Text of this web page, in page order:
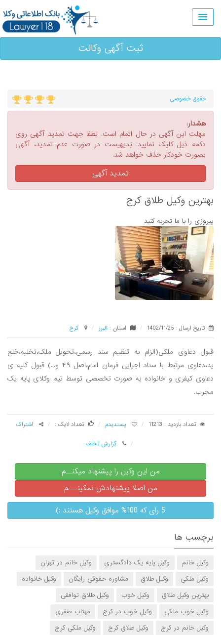
ثبت آگهی وکالت
حقوق خصوصی
هشدار:
مهلت این آگهی در حال اتمام است. لطفا جهت تمدید آگهی روی
دکمه ذیل کلیک نمایید. بدیهیست در صورت عدم تمدید، آگهی
بصورت خودکار حذف خواهد شد.
تمدید آگهی
بهترین وکیل طلاق کرج
پیروزی را با ما تجربه کنید
تاریخ ارسال : 1402/11/25 استان : البرز كرج
قبول دعاوی ملکی(الزام به تنظیم سند رسمی،تحویل ملک،تخلیه،خلع
ید،دعاوی مرتبط با ستاد اجرایی فرمان امام،اصل ۴۹ و...) قبول کلیه ی
دعاوی کیفری و خانواده به صورت تخصصی توسط تیم وکلای پایه یک
مجرب.
تعداد بازدید : 11213 پسندیدم تعداد لایک : اشتراک
گزارش تخلف
من این وکیل را پیشنهاد میکنــم
من اصلا پیشنهادش نمکینـــم
5 رای که 100% موافق وکیل هستند :)
برچسب ها
وکیل خانم وکیل پایه یک دادگستری
وکیل خانم در تهران
وکیل ملکی
وکیل طلاق مشاوره حقوقی رایگان
وکیل خانواده
بهترین وکیل طلاق
وکیل خوب
وکیل طلاق توافقی
وکیل خوب ملکی
وکیل خوب در کرج
مهتاب صفری
وکیل خانم در کرج
وکیل طلاق کرج وکیل ملکی کرج